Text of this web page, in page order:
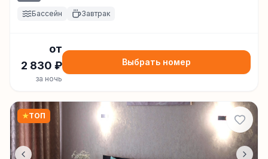
Бассейн Завтрак
от
2 830 ₽
за ночь
Выбрать номер
★ТОП